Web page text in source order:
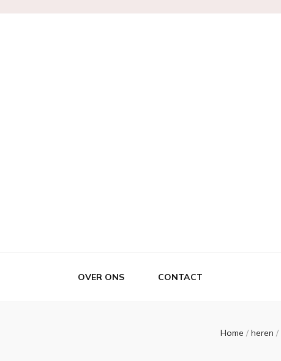
OVER ONS CONTACT
Home / heren /